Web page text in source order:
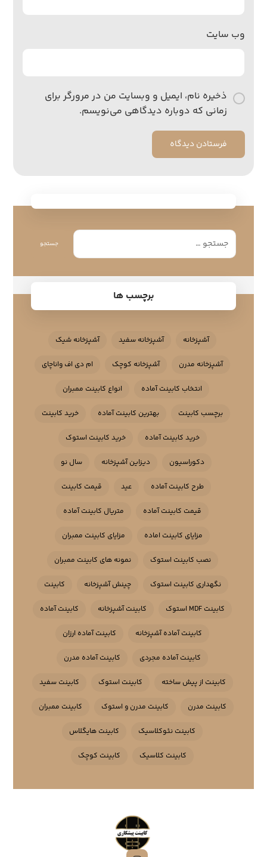
وب‌ سایت
ذخیره نام، ایمیل و وبسایت من در مرورگر برای
زمانی که دوباره دیدگاهی می‌نویسم.
فرستادن دیدگاه
جستجو
برچسب ها
آشپزخانه آشپزخانه سفید آشپزخانه شیک
آشپزخانه مدرن آشپزخانه کوچک ام دی اف واناچای
انتخاب کابینت آماده انواع کابینت ممبران
برچسب کابینت بهترین کابینت آماده خرید کابینت
خرید کابینت آماده خرید کابینت استوک
دکوراسیون دیزاین آشپزخانه سال نو
طرح کابینت آماده عید قیمت کابینت
قیمت کابینت آماده متریال کابینت آماده
مزایای کابینت اماده مزایای کابینت ممبران
نصب کابینت استوک نمونه های کابینت ممبران
نگهداری کابینت استوک چینش آشپزخانه کابینت
کابینت MDF استوک کابینت آشپزخانه کابینت آماده
کابینت آماده آشپزخانه کابینت آماده ارزان
کابینت آماده مجردی کابینت آماده مدرن
کابینت از پیش ساخته کابینت استوک کابینت سفید
کابینت مدرن کابینت مدرن و استوک کابینت ممبران
کابینت نئوکلاسیک کابینت هایگلاس
کابینت کلاسیک کابینت کوچک